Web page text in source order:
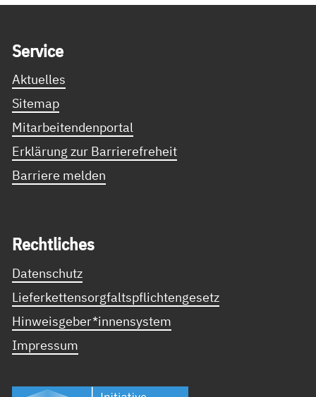
Ser­vice
Aktuelles
Sitemap
Mitarbeitendenportal
Erklärung zur Barrierefreheit
Barriere melden
Recht­li­ches
Datenschutz
Lieferkettensorgfaltspflichtengesetz
Hinweisgeber*innensystem
Impressum